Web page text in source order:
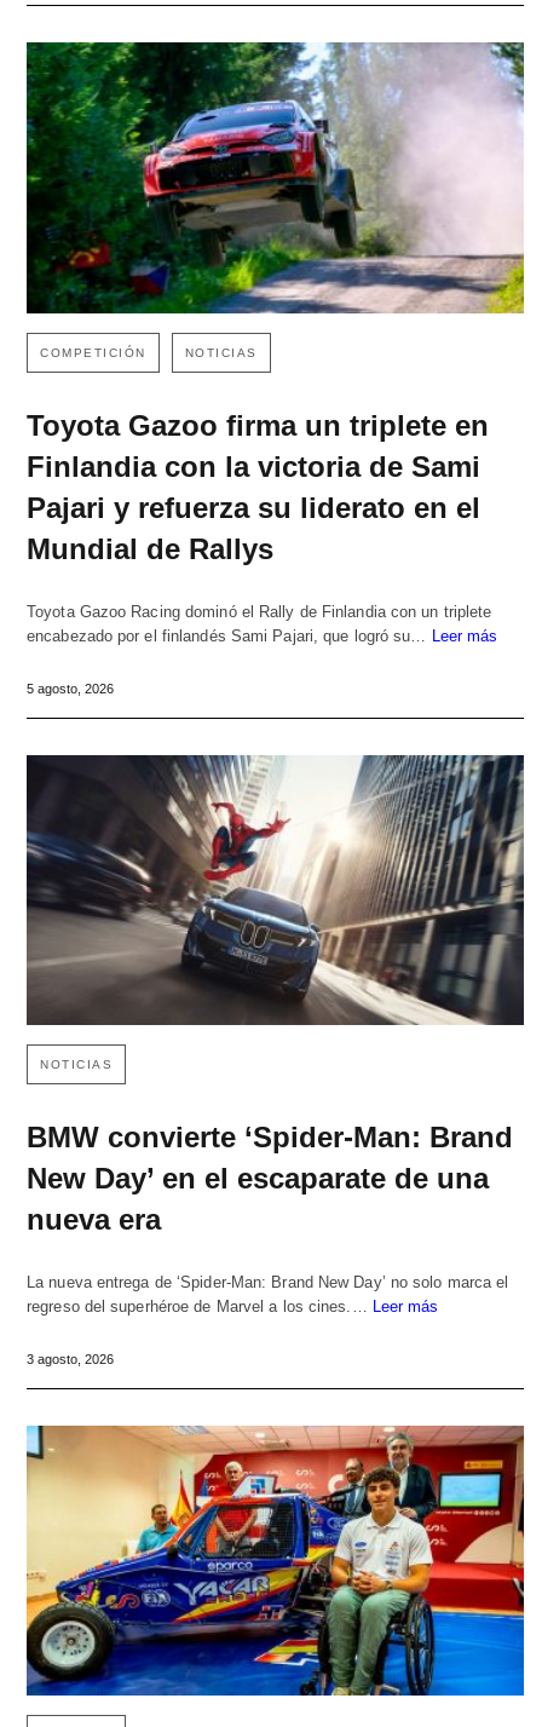
COMPETICIÓN NOTICIAS
Toyota Gazoo firma un triplete en
Finlandia con la victoria de Sami
Pajari y refuerza su liderato en el
Mundial de Rallys
Toyota Gazoo Racing dominó el Rally de Finlandia con un triplete
encabezado por el finlandés Sami Pajari, que logró su… Leer más
5 agosto, 2026
NOTICIAS
BMW convierte ‘Spider-Man: Brand
New Day’ en el escaparate de una
nueva era
La nueva entrega de ‘Spider-Man: Brand New Day’ no solo marca el
regreso del superhéroe de Marvel a los cines.…
Leer más
3 agosto, 2026